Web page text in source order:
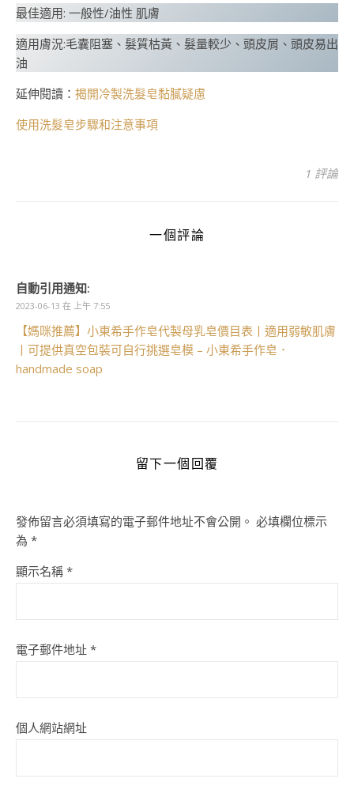
最佳適用: 一般性/油性 肌膚
適用膚況:毛囊阻塞、髮質枯黃、髮量較少、頭皮屑、頭皮易出
油
延伸閱讀： 揭開冷製洗髮皂黏膩疑慮
使用洗髮皂步驟和注意事項
1 評論
一個評論
自動引用通知:
2023-06-13 在 上午 7:55
【媽咪推薦】小東希手作皂代製母乳皂價目表丨適用弱敏肌膚
丨可提供真空包裝可自行挑選皂模 – 小東希手作皂．
handmade soap
留下一個回覆
發佈留言必須填寫的電子郵件地址不會公開。 必填欄位標示
為 *
顯示名稱 *
電子郵件地址 *
個人網站網址